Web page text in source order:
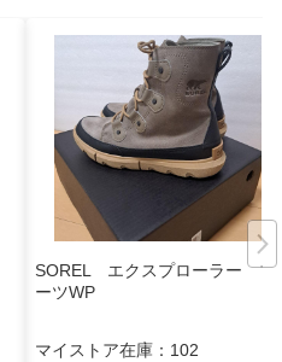
SOREL エクスプローラー ブ
ーツWP
マイストア在庫： 102